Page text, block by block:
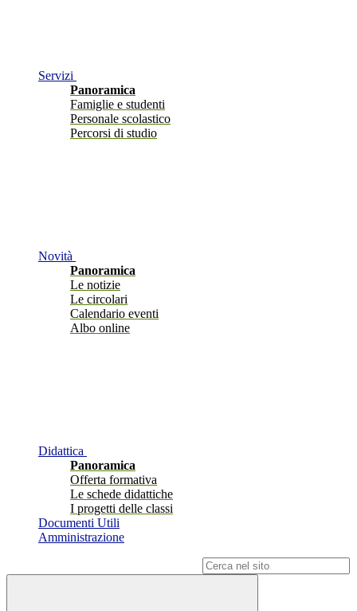
Servizi
Panoramica
Famiglie e studenti
Personale scolastico
Percorsi di studio
Novità
Panoramica
Le notizie
Le circolari
Calendario eventi
Albo online
Didattica
Panoramica
Offerta formativa
Le schede didattiche
I progetti delle classi
Documenti Utili
Amministrazione